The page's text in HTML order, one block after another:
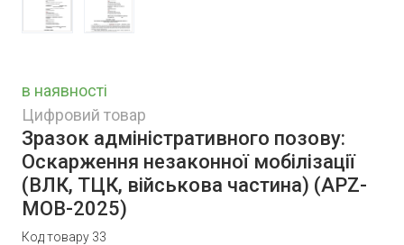
в наявності
Цифровий товар
Зразок адміністративного позову:
Оскарження незаконної мобілізації
(ВЛК, ТЦК, військова частина) (APZ-
MOB-2025)
Код товару 33